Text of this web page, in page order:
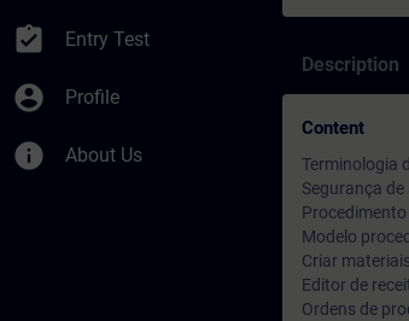
assignment_turned_in Entry Test
account_circle Profile
info About Us
Description
Content
Terminologia
Segurança
Modelo
Criar
Editor de
Ordens de